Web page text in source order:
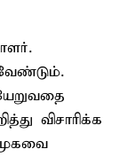
விசாரிக்க